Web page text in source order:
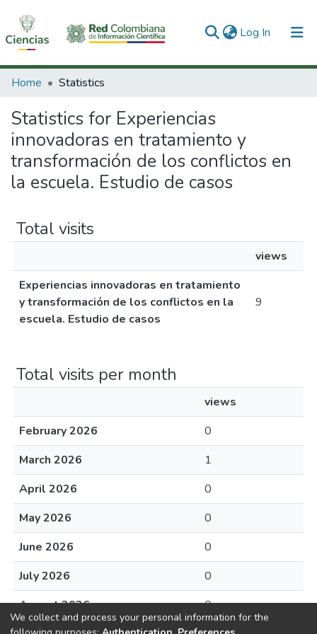
Log In (current)
Communities & Collections
All of DSpace
Home Statistics
Statistics for Experiencias
innovadoras en tratamiento y
transformación de los conflictos en
la escuela. Estudio de casos
Total visits
views
Experiencias innovadoras en tratamiento
y transformación de los conflictos en la
escuela. Estudio de casos
9
Total visits per month
views
February 2026
0
March 2026
1
April 2026
0
May 2026
0
June 2026
0
July 2026
0
August 2026
0
We collect and process your personal information for the